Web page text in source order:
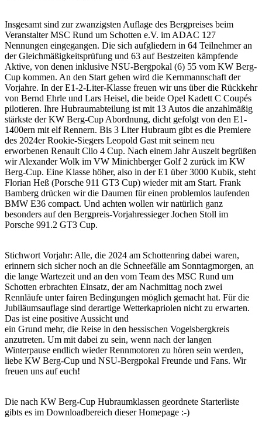
Insgesamt sind zur zwanzigsten Auflage des Bergpreises beim
Veranstalter MSC Rund um Schotten e.V. im ADAC 127
Nennungen eingegangen. Die sich aufgliedern in 64 Teilnehmer an
der Gleichmäßigkeitsprüfung und 63 auf Bestzeiten kämpfende
Aktive, von denen inklusive NSU-Bergpokal (6) 55 vom KW Berg-
Cup kommen. An den Start gehen wird die Kernmannschaft der
Vorjahre. In der E1-2-Liter-Klasse freuen wir uns über die Rückkehr
von Bernd Ehrle und Lars Heisel, die beide Opel Kadett C Coupés
pilotieren. Ihre Hubraumabteilung ist mit 13 Autos die anzahlmäßig
stärkste der KW Berg-Cup Abordnung, dicht gefolgt von den E1-
1400ern mit elf Rennern. Bis 3 Liter Hubraum gibt es die Premiere
des 2024er Rookie-Siegers Leopold Gast mit seinem neu
erworbenen Renault Clio 4 Cup. Nach einem Jahr Auszeit begrüßen
wir Alexander Wolk im VW Minichberger Golf 2 zurück im KW
Berg-Cup. Eine Klasse höher, also in der E1 über 3000 Kubik, steht
Florian Heß (Porsche 911 GT3 Cup) wieder mit am Start. Frank
Bamberg drücken wir die Daumen für einen problemlos laufenden
BMW E36 compact. Und achten wollen wir natürlich ganz
besonders auf den Bergpreis-Vorjahressieger Jochen Stoll im
Porsche 991.2 GT3 Cup.
Stichwort Vorjahr: Alle, die 2024 am Schottenring dabei waren,
erinnern sich sicher noch an die Schneefälle am Sonntagmorgen, an
die lange Wartezeit und an den vom Team des MSC Rund um
Schotten erbrachten Einsatz, der am Nachmittag noch zwei
Rennläufe unter fairen Bedingungen möglich gemacht hat. Für die
Jubiläumsauflage sind derartige Wetterkapriolen nicht zu erwarten.
Das ist eine positive Aussicht und
ein Grund mehr, die Reise in den hessischen Vogelsbergkreis
anzutreten. Um mit dabei zu sein, wenn nach der langen
Winterpause endlich wieder Rennmotoren zu hören sein werden,
liebe KW Berg-Cup und NSU-Bergpokal Freunde und Fans. Wir
freuen uns auf euch!
Die nach KW Berg-Cup Hubraumklassen geordnete Starterliste
gibts es im Downloadbereich dieser Homepage :-)